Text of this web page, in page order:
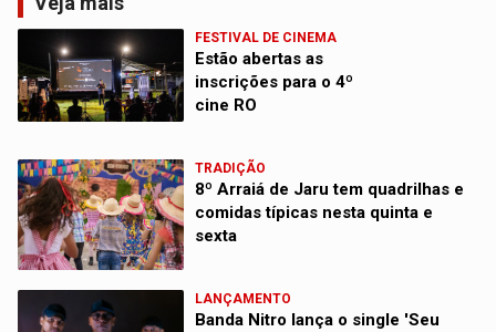
FESTIVAL DE CINEMA
Estão abertas as
inscrições para o 4º
cine RO
TRADIÇÃO
8º Arraiá de Jaru tem quadrilhas e
comidas típicas nesta quinta e
sexta
LANÇAMENTO
Banda Nitro lança o single 'Seu